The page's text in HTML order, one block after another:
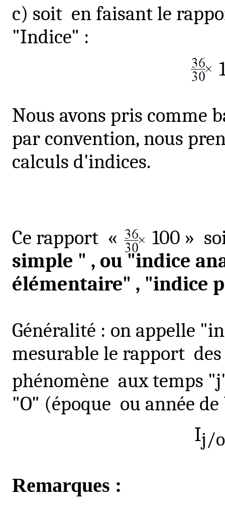
c) soit en faisant le
"Indice" :
Nous avons pris comme
par convention, nous
calculs d'indices.
Ce rapport « 100 »
simple " , ou "indice
élémentaire" , "indice
Généralité : on appelle
mesurable le rapport
phénomène aux temps
"O" (époque ou année de
Ij/o
Remarques :